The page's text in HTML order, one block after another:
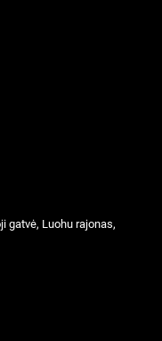
gatvė, Luohu rajonas,